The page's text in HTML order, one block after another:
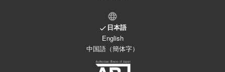
日本語
English
中国語（簡体字）